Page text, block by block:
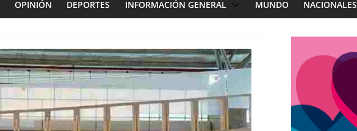
OPINIÓN DEPORTES INFORMACIÓN GENERAL MUNDO NACIONALES